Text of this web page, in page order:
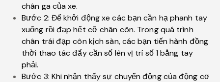
chân ga của xe.
Bước 2: Để khởi động xe các bạn cần hạ phanh tay
xuống rồi đạp hết cỡ chân côn. Trong quá trình
chân trái đạp côn kịch sàn, các bạn tiến hành đồng
thời thao tác đẩy cần số lên vị trí số 1 bằng tay
phải.
Bước 3: Khi nhận thấy sự chuyển động của động cơ